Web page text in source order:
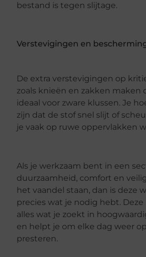
bestand is tegen slijtage.
Verstevigingen en
De extra verstevigingen op
zoals knieën en zakken maken
ideaal voor zware klussen. Je
zijn dat de stof snel slijt of
je vaak op ruwe oppervlakken
Als je werkzaam bent in een
duurzaamheid, comfort en
het vaandel staan, dan is deze
precies wat je nodig hebt.
alles wat je zoekt in
en helpt je om elke dag weer
presteren.